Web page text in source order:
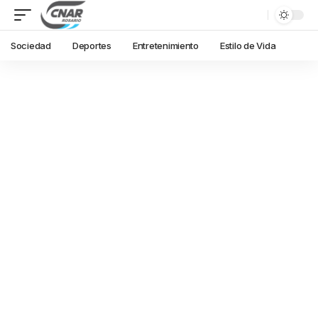
Sociedad Deportes Entretenimiento Estilo de Vida